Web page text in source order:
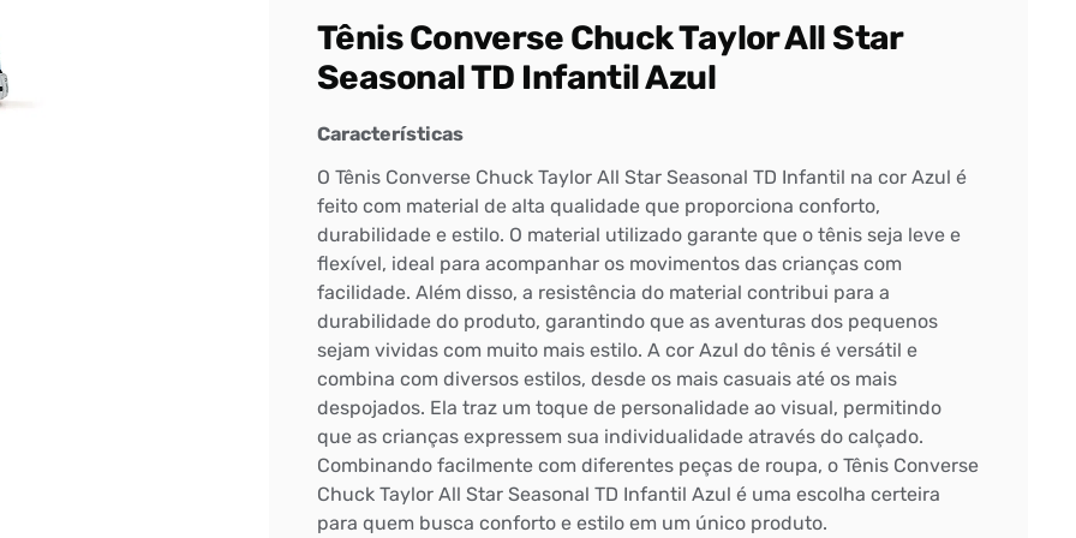
Tênis Converse Chuck Taylor All Star
Seasonal TD Infantil Azul
Características
O Tênis Converse Chuck Taylor All Star Seasonal TD Infantil na cor Azul é
feito com material de alta qualidade que proporciona conforto,
durabilidade e estilo. O material utilizado garante que o tênis seja leve e
flexível, ideal para acompanhar os movimentos das crianças com
facilidade. Além disso, a resistência do material contribui para a
durabilidade do produto, garantindo que as aventuras dos pequenos
sejam vividas com muito mais estilo. A cor Azul do tênis é versátil e
combina com diversos estilos, desde os mais casuais até os mais
despojados. Ela traz um toque de personalidade ao visual, permitindo
que as crianças expressem sua individualidade através do calçado.
Combinando facilmente com diferentes peças de roupa, o Tênis Converse
Chuck Taylor All Star Seasonal TD Infantil Azul é uma escolha certeira
para quem busca conforto e estilo em um único produto.